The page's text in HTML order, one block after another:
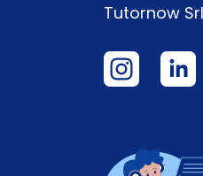
Tutornow